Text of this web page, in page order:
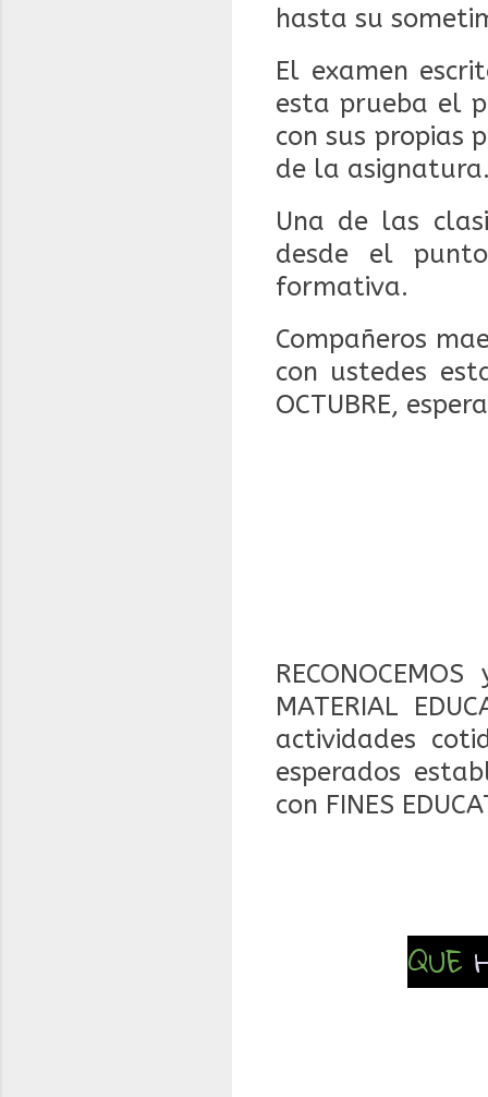
hasta su
El examen
esta prueba el
con sus propias
de la
Una de las
desde el
formativa.
Compañeros
con ustedes
OCTUBRE,
MATERIAL
actividades
esperados
con FINES
QUE